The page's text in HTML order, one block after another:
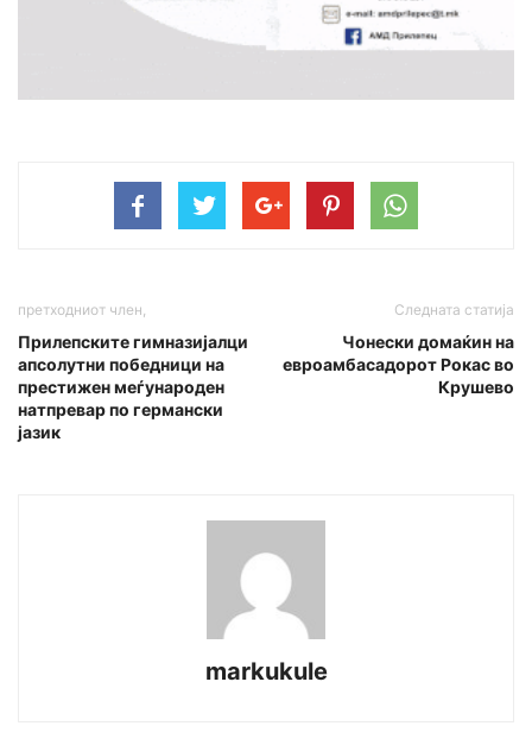
претходниот член,
Прилепските гимназијалци
апсолутни победници на
престижен меѓународен
натпревар по германски
јазик
Следната статија
Чонески домаќин на
евроамбасадорот Рокас во
Крушево
markukule